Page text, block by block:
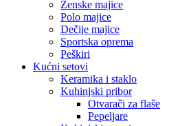
Ženske majice
Polo majice
Dečije majice
Sportska oprema
Peškiri
Kućni setovi
Keramika i staklo
Kuhinjski pribor
Otvarači za flaše
Pepeljare